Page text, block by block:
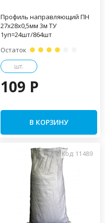
Профиль направляющий ПН
27х28х0,5мм 3м ТУ
1уп=24шт/864шт
Остаток
шт.
109 P
В КОРЗИНУ
Код: 11489